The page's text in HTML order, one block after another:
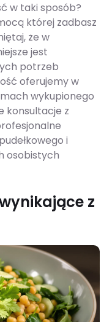
w taki sposób?
której zadbasz
że w
jest
potrzeb
oferujemy w
wykupionego
konsultacje z
i
osobistych
z